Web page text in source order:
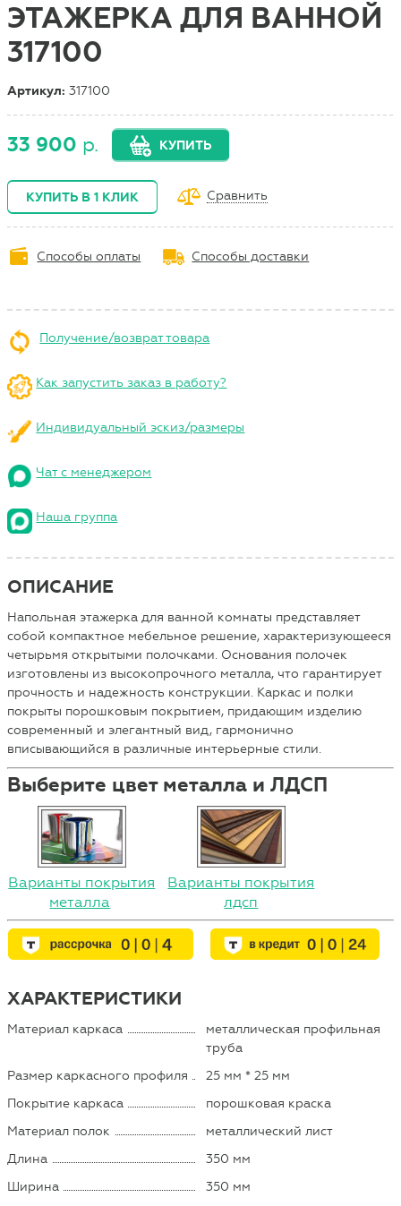
ЭТАЖЕРКА ДЛЯ ВАННОЙ
317100
Артикул:317100
33 900 р. КУПИТЬ
КУПИТЬ В 1 КЛИК Сравнить
Способы оплаты Способы доставки
Получение/возврат товара
Как запустить заказ в работу?
Индивидуальный эскиз/размеры
Чат с менеджером
Наша группа
ОПИСАНИЕ
Напольная этажерка для ванной комнаты представляет
собой компактное мебельное решение, характеризующееся
четырьмя открытыми полочками. Основания полочек
изготовлены из высокопрочного металла, что гарантирует
прочность и надежность конструкции. Каркас и полки
покрыты порошковым покрытием, придающим изделию
современный и элегантный вид, гармонично
вписывающийся в различные интерьерные стили.
Выберите цвет металла и ЛДСП
Варианты покрытия
металла
Варианты покрытия
лдсп
ХАРАКТЕРИСТИКИ
Материал каркаса
металлическая профильная
труба
Размер каркасного профиля
25 мм * 25 мм
Покрытие каркаса
порошковая краска
Материал полок
металлический лист
Длина
350 мм
Ширина
350 мм